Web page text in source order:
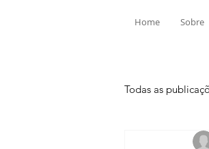
Home Sobre
Todas as
Aldeia do